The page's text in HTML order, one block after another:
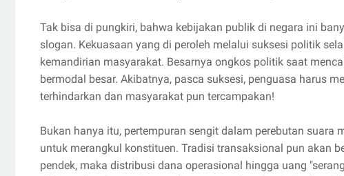
Tak bisa di pungkiri, bahwa kebijakan publik di negara ini
slogan. Kekuasaan yang di peroleh melalui suksesi politik
kemandirian masyarakat. Besarnya ongkos politik saat
bermodal besar. Akibatnya, pasca suksesi, penguasa harus
terhindarkan dan masyarakat pun tercampakan!
Bukan hanya itu, pertempuran sengit dalam perebutan suara
untuk merangkul konstituen. Tradisi transaksional pun akan
pendek, maka distribusi dana operasional hingga uang